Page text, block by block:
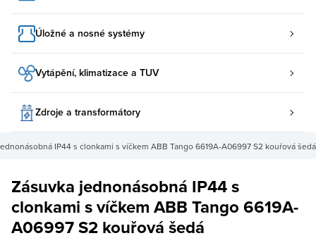
Úložné a nosné systémy
Vytápění, klimatizace a TUV
Zdroje a transformátory
IP44 s clonkami s víčkem ABB Tango 6619A-A06997 S2 kouřová šedá
Zásuvka jednonásobná IP44 s
clonkami s víčkem ABB Tango 6619A-
A06997 S2 kouřová šedá